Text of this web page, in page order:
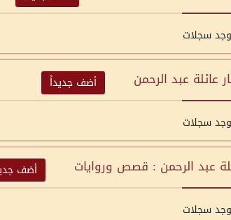
سجلات
عائلة عبد الرحمن أضف جديداً
سجلات
عبد الرحمن : قصص وروايات أضف
سجلات